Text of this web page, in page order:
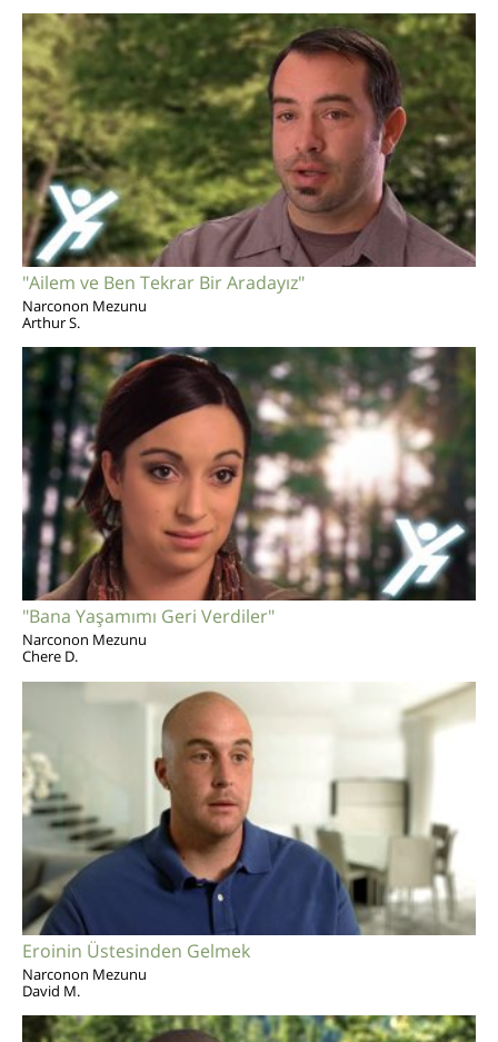
"Ailem ve Ben Tekrar Bir Aradayız"
Narconon Mezunu
Arthur S.
"Bana Yaşamımı Geri Verdiler"
Narconon Mezunu
Chere D.
Eroinin Üstesinden Gelmek
Narconon Mezunu
David M.